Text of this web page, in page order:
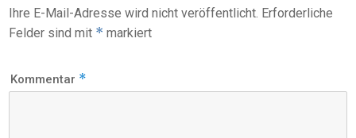
Ihre E-Mail-Adresse wird nicht veröffentlicht. Erforderliche
Felder sind mit * markiert
Kommentar *